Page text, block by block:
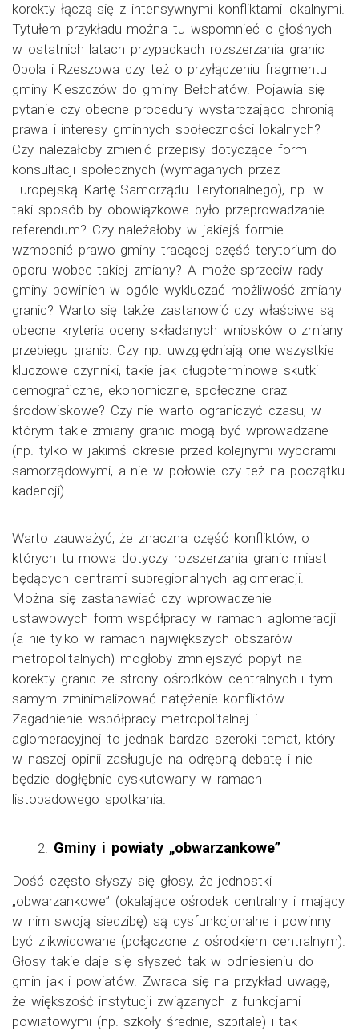
korekty łączą się z intensywnymi konfliktami lokalnymi.
Tytułem przykładu można tu wspomnieć o głośnych
w ostatnich latach przypadkach rozszerzania granic
Opola i Rzeszowa czy też o przyłączeniu fragmentu
gminy Kleszczów do gminy Bełchatów. Pojawia się
pytanie czy obecne procedury wystarczająco chronią
prawa i interesy gminnych społeczności lokalnych?
Czy należałoby zmienić przepisy dotyczące form
konsultacji społecznych (wymaganych przez
Europejską Kartę Samorządu Terytorialnego), np. w
taki sposób by obowiązkowe było przeprowadzanie
referendum? Czy należałoby w jakiejś formie
wzmocnić prawo gminy tracącej część terytorium do
oporu wobec takiej zmiany? A może sprzeciw rady
gminy powinien w ogóle wykluczać możliwość zmiany
granic? Warto się także zastanowić czy właściwe są
obecne kryteria oceny składanych wniosków o zmiany
przebiegu granic. Czy np. uwzględniają one wszystkie
kluczowe czynniki, takie jak długoterminowe skutki
demograficzne, ekonomiczne, społeczne oraz
środowiskowe? Czy nie warto ograniczyć czasu, w
którym takie zmiany granic mogą być wprowadzane
(np. tylko w jakimś okresie przed kolejnymi wyborami
samorządowymi, a nie w połowie czy też na początku
kadencji).
Warto zauważyć, że znaczna część konfliktów, o
których tu mowa dotyczy rozszerzania granic miast
będących centrami subregionalnych aglomeracji.
Można się zastanawiać czy wprowadzenie
ustawowych form współpracy w ramach aglomeracji
(a nie tylko w ramach największych obszarów
metropolitalnych) mogłoby zmniejszyć popyt na
korekty granic ze strony ośrodków centralnych i tym
samym zminimalizować natężenie konfliktów.
Zagadnienie współpracy metropolitalnej i
aglomeracyjnej to jednak bardzo szeroki temat, który
w naszej opinii zasługuje na odrębną debatę i nie
będzie dogłębnie dyskutowany w ramach
listopadowego spotkania.
Gminy i powiaty „obwarzankowe”
Dość często słyszy się głosy, że jednostki
„obwarzankowe” (okalające ośrodek centralny i mający
w nim swoją siedzibę) są dysfunkcjonalne i powinny
być zlikwidowane (połączone z ośrodkiem centralnym).
Głosy takie daje się słyszeć tak w odniesieniu do
gmin jak i powiatów. Zwraca się na przykład uwagę,
że większość instytucji związanych z funkcjami
powiatowymi (np. szkoły średnie, szpitale) i tak